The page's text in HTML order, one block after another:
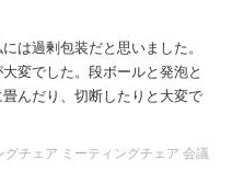
は過剰包装だと思いました。
変でした。段ボールと発泡と
んだり、切断したりと大変で
グチェア ミーティングチェア 会議